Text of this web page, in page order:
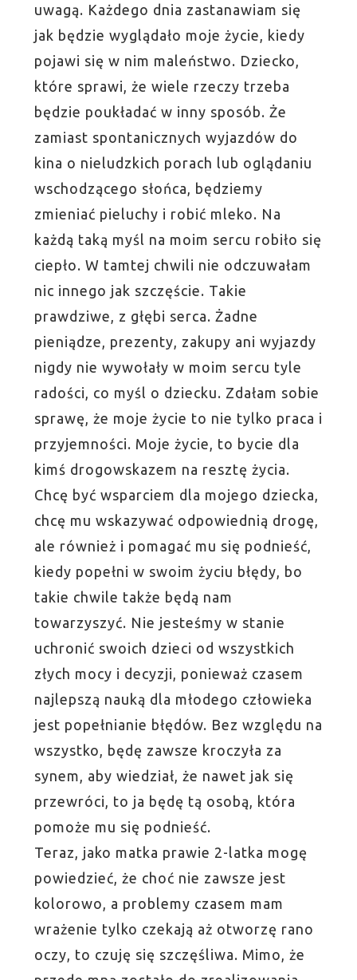
uwagą. Każdego dnia zastanawiam się
jak będzie wyglądało moje życie, kiedy
pojawi się w nim maleństwo. Dziecko,
które sprawi, że wiele rzeczy trzeba
będzie poukładać w inny sposób. Że
zamiast spontanicznych wyjazdów do
kina o nieludzkich porach lub oglądaniu
wschodzącego słońca, będziemy
zmieniać pieluchy i robić mleko. Na
każdą taką myśl na moim sercu robiło się
ciepło. W tamtej chwili nie odczuwałam
nic innego jak szczęście. Takie
prawdziwe, z głębi serca. Żadne
pieniądze, prezenty, zakupy ani wyjazdy
nigdy nie wywołały w moim sercu tyle
radości, co myśl o dziecku. Zdałam sobie
sprawę, że moje życie to nie tylko praca i
przyjemności. Moje życie, to bycie dla
kimś drogowskazem na resztę życia.
Chcę być wsparciem dla mojego dziecka,
chcę mu wskazywać odpowiednią drogę,
ale również i pomagać mu się podnieść,
kiedy popełni w swoim życiu błędy, bo
takie chwile także będą nam
towarzyszyć. Nie jesteśmy w stanie
uchronić swoich dzieci od wszystkich
złych mocy i decyzji, ponieważ czasem
najlepszą nauką dla młodego człowieka
jest popełnianie błędów. Bez względu na
wszystko, będę zawsze kroczyła za
synem, aby wiedział, że nawet jak się
przewróci, to ja będę tą osobą, która
pomoże mu się podnieść.
Teraz, jako matka prawie 2-latka mogę
powiedzieć, że choć nie zawsze jest
kolorowo, a problemy czasem mam
wrażenie tylko czekają aż otworzę rano
oczy, to czuję się szczęśliwa. Mimo, że